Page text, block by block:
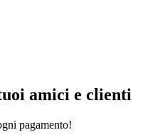
amici e clienti
pagamento!